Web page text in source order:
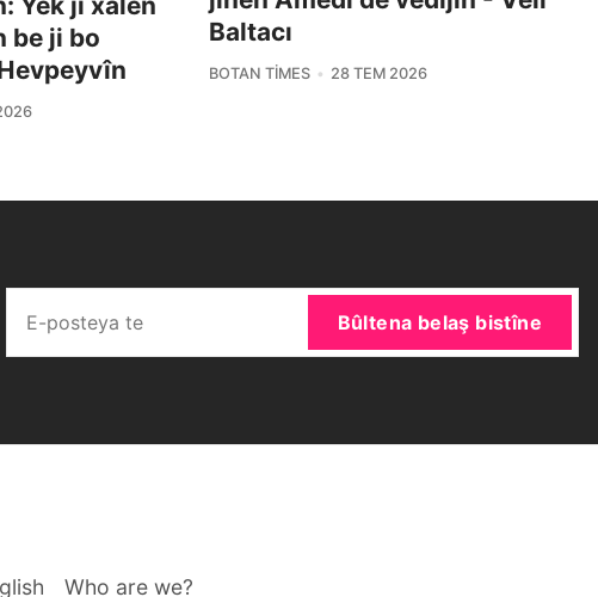
be ji bo
Baltacı
BOTAN TIMES 28 TEM 2026
Bûltena belaş bistîne
Who are we?